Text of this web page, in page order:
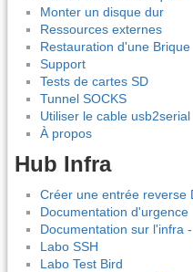
Monter un disque dur
Ressources externes
Restauration d'une Brique
Support
Tests de cartes SD
Tunnel SOCKS
Utiliser le cable usb2serial
À propos
Hub Infra
Créer une entrée reverse
Documentation d'urgence
Documentation sur l'infra
Labo SSH
Labo Test Bird